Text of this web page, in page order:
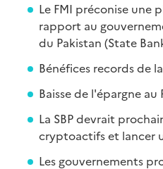
Le FMI préconise une
rapport au
du Pakistan (State
Bénéfices records de la
Baisse de l'épargne au
La SBP devrait
cryptoactifs et lancer
Les gouvernements